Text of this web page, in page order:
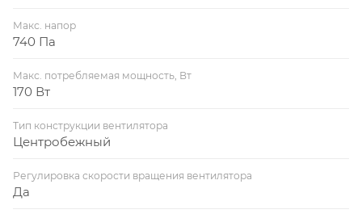
Макс. напор
740 Па
Макс. потребляемая мощность, Вт
170 Вт
Тип конструкции вентилятора
Центробежный
Регулировка скорости вращения вентилятора
Да